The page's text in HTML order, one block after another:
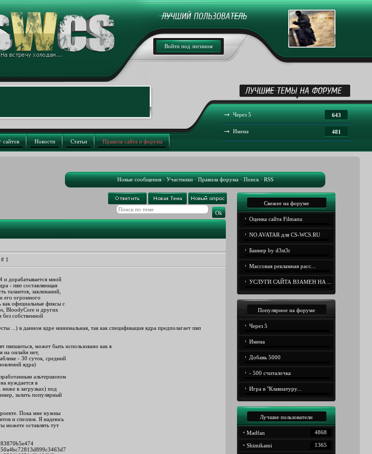
Войти под логином
643
Через 5
481
Имена
сайтов Новости Статьи Правила сайта и форума
Новые сообщения·Участники·Правила форума·Поиск·RSS
# 1
и дорабатывается мной
- пвп составляющая
талантов, заклинаний,
его огромного
как официальные фиксы с
BloodyCore и других
собственной
...) в данном ядре минимальная, так как спецификация ядра предполагает пвп
пвпшиться, может быть использовано как в
на онлайн нет,
- 30 суток, средний
ядра)
альтершопом
нуждается в
в загрузках) под
залить популярный
Пока мне нужны
и спеллов. Я надеюсь
можете оставлять тут
Свежее на форуме
Оценка сайта Filmanu
NO AVATAR для CS-WCS.RU
Баннер by d3st3r
Массовая рекламная расс...
УСЛУГИ САЙТА ВЗАМЕН НА ...
Популярное на форуме
Через 5
Имена
Добавь 5000
- 500 считалочка
Игра в "Клавиатуру...
Лучшие пользователи
4868
Madfan
1365
Shimikami